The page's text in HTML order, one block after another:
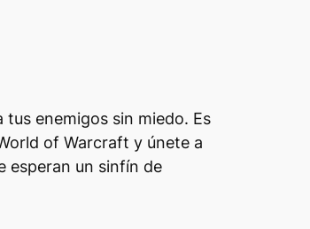
enemigos sin miedo. Es
of Warcraft y únete a
esperan un sinfín de